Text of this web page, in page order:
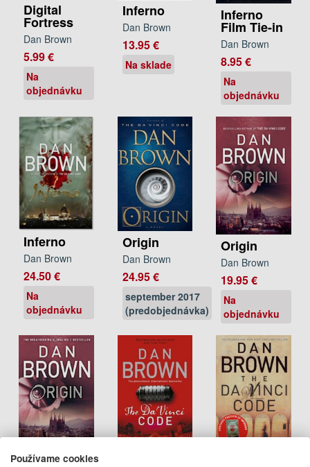
Digital
Fortress
Dan Brown
5.99 €
Na
objednávku
Inferno
Dan Brown
13.95 €
Na sklade
Inferno
Film Tie-in
Dan Brown
8.95 €
Na
objednávku
Inferno
Dan Brown
24.50 €
Na
objednávku
Origin
Dan Brown
24.95 €
september 2017
(predobjednávka)
Origin
Dan Brown
19.95 €
Na
objednávku
Používame cookies